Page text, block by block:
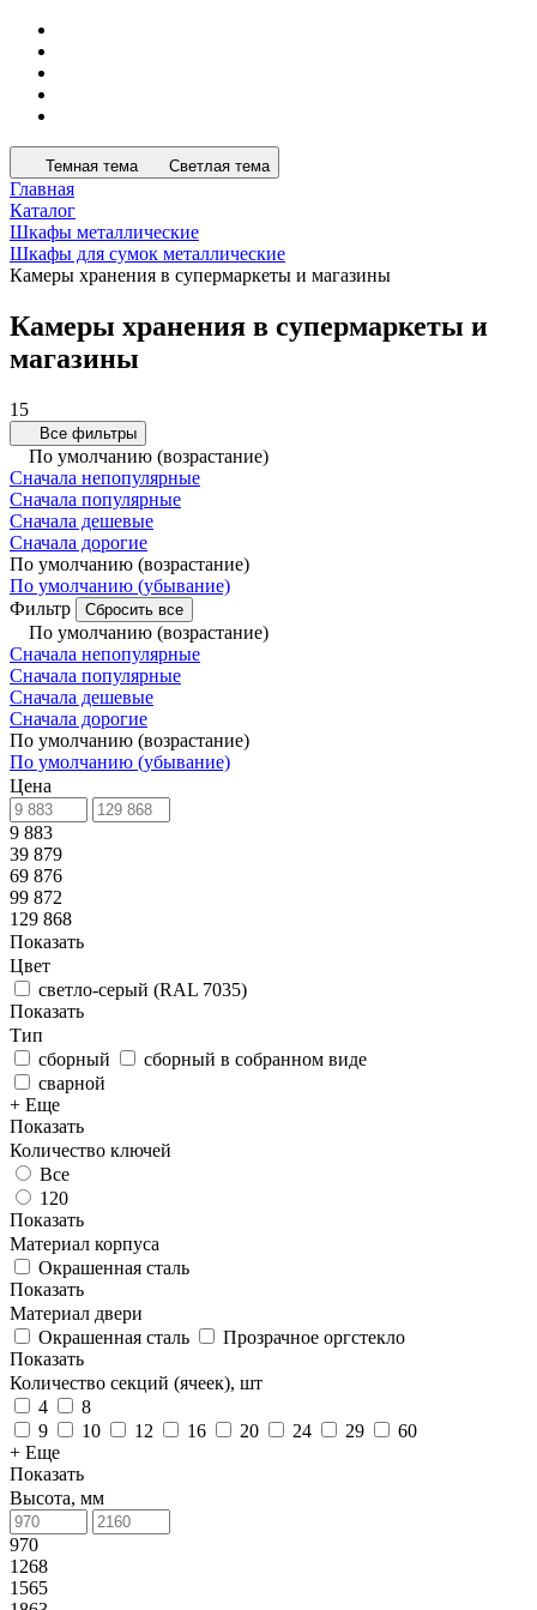
Темная тема Светлая тема
Главная
Каталог
Шкафы металлические
Шкафы для сумок металлические
Камеры хранения в супермаркеты и магазины
Камеры хранения в супермаркеты и
магазины
15
Все фильтры
По умолчанию (возрастание)
Сначала непопулярные
Сначала популярные
Сначала дешевые
Сначала дорогие
По умолчанию (возрастание)
По умолчанию (убывание)
Фильтр
Сбросить все
По умолчанию (возрастание)
Сначала непопулярные
Сначала популярные
Сначала дешевые
Сначала дорогие
По умолчанию (возрастание)
По умолчанию (убывание)
Цена
9 883
39 879
69 876
99 872
129 868
Показать
Цвет
светло-серый (RAL 7035)
Показать
Тип
сборный
сборный в собранном виде
сварной
+ Еще
Показать
Количество ключей
Все
120
Показать
Материал корпуса
Окрашенная сталь
Показать
Материал двери
Окрашенная сталь
Прозрачное оргстекло
Показать
Количество секций (ячеек), шт
4
8
9
10 12 16 20 24 29
60
+ Еще
Показать
Высота, мм
970
1268
1565